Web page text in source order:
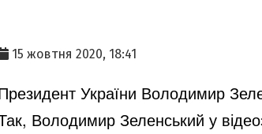
15 жовтня 2020, 18:41
України Володимир
Володимир Зеленський у